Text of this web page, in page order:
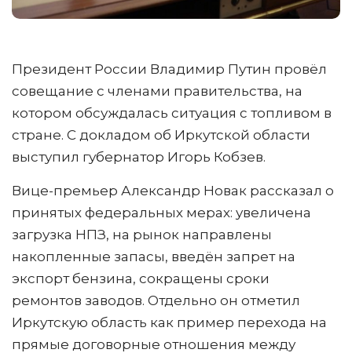
Президент России Владимир Путин провёл
совещание с членами правительства, на
котором обсуждалась ситуация с топливом в
стране. С докладом об Иркутской области
выступил губернатор Игорь Кобзев.
Вице-премьер Александр Новак рассказал о
принятых федеральных мерах: увеличена
загрузка НПЗ, на рынок направлены
накопленные запасы, введён запрет на
экспорт бензина, сокращены сроки
ремонтов заводов. Отдельно он отметил
Иркутскую область как пример перехода на
прямые договорные отношения между